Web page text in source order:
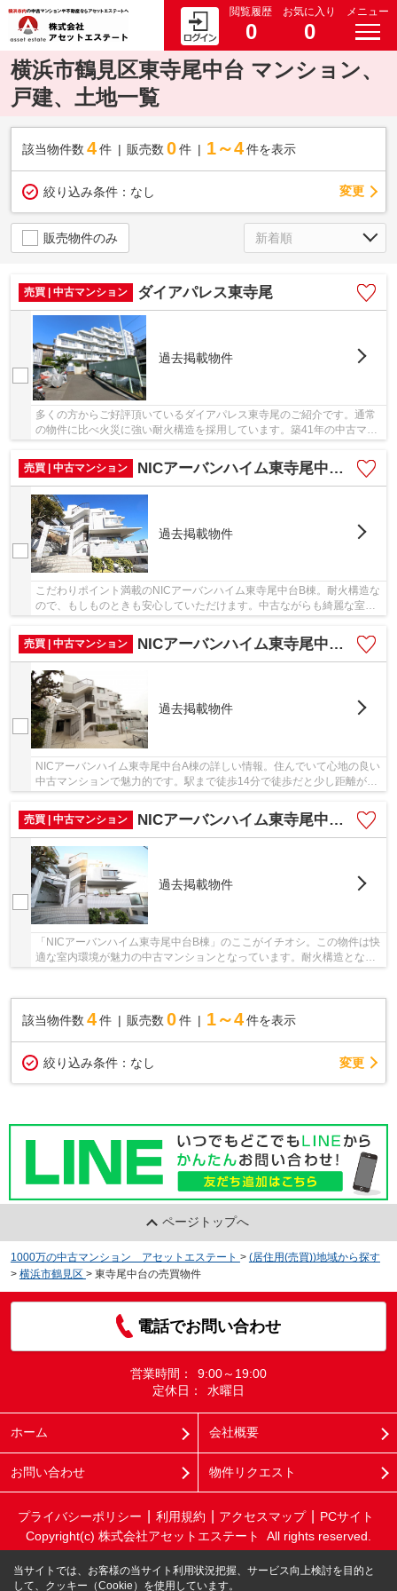
閲覧履歴
0
お気に入り
0
メニュー
横浜市鶴見区東寺尾中台 マンション、
戸建、土地一覧
該当物件数 4件 販売数 0 件 1～4 件を表示
絞り込み条件： なし 変更
販売物件のみ
売買 | 中古マンション ダイアパレス東寺尾
過去掲載物件
多くの方からご好評頂いているダイアパレス東寺尾のご紹介です。通常
の物件に比べ火災に強い耐火構造を採用しています。築41年の中古マン
売買 | 中古マンション
NICアーバンハイム東寺尾中台B棟
過去掲載物件
こだわりポイント満載のNICアーバンハイム東寺尾中台B棟。耐火構造な
ので、もしものときも安心していただけます。中古ながらも綺麗な室内
売買 | 中古マンション
NICアーバンハイム東寺尾中台A棟
過去掲載物件
NICアーバンハイム東寺尾中台A棟の詳しい情報。住んでいて心地の良い
中古マンションで魅力的です。駅まで徒歩14分で徒歩だと少し距離があ
売買 | 中古マンション
NICアーバンハイム東寺尾中台B棟
過去掲載物件
「NICアーバンハイム東寺尾中台B棟」のここがイチオシ。この物件は快
適な室内環境が魅力の中古マンションとなっています。耐火構造となっ
ており、火災時はもちろん、保険料にも有利で...
該当物件数 4件 販売数 0 件 1～4 件を表示
絞り込み条件： なし 変更
ページトップへ
1000万の中古マンション アセットエステート > (居住用(売買))地域から探す
> 横浜市鶴見区 > 東寺尾中台の売買物件
電話でお問い合わせ
営業時間：
9:00～19:00
定休日：
水曜日
ホーム 会社概要
お問い合わせ 物件リクエスト
プライバシーポリシー 利用規約 アクセスマップ
PCサイト
Copyright(c) 株式会社アセットエステート All rights reserved.
当サイトでは、お客様の当サイト利用状況把握、サービス向上検討を目的と
して、クッキー（Cookie）を使用しています。